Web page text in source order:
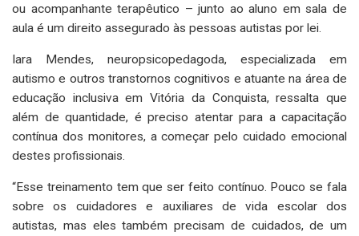
ou acompanhante terapêutico – junto ao aluno em sala de
aula é um direito assegurado às pessoas autistas por lei.
Iara Mendes, neuropsicopedagoda, especializada em
autismo e outros transtornos cognitivos e atuante na área de
educação inclusiva em Vitória da Conquista, ressalta que
além de quantidade, é preciso atentar para a capacitação
contínua dos monitores, a começar pelo cuidado emocional
destes profissionais.
“Esse treinamento tem que ser feito contínuo. Pouco se fala
sobre os cuidadores e auxiliares de vida escolar dos
autistas, mas eles também precisam de cuidados, de um